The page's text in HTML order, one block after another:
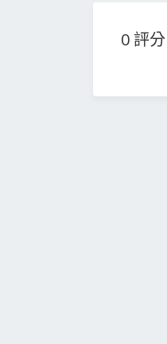
0 評分